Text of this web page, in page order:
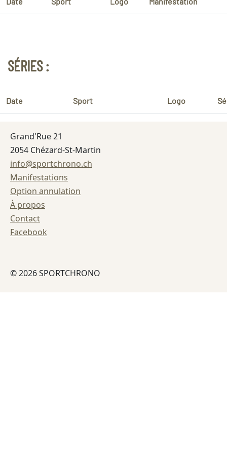
SÉRIES :
Date Sport Logo
Grand'Rue 21
2054 Chézard-St-Martin
info@sportchrono.ch
Manifestations
Option annulation
À propos
Contact
Facebook
© 2026 SPORTCHRONO